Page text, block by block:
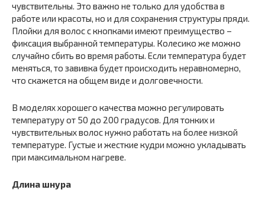
чувствительны. Это важно не только для удобства в
работе или красоты, но и для сохранения структуры пряди.
Плойки для волос с кнопками имеют преимущество –
фиксация выбранной температуры. Колесико же можно
случайно сбить во время работы. Если температура будет
меняться, то завивка будет происходить неравномерно,
что скажется на общем виде и долговечности.
В моделях хорошего качества можно регулировать
температуру от 50 до 200 градусов. Для тонких и
чувствительных волос нужно работать на более низкой
температуре. Густые и жесткие кудри можно укладывать
при максимальном нагреве.
Длина шнура